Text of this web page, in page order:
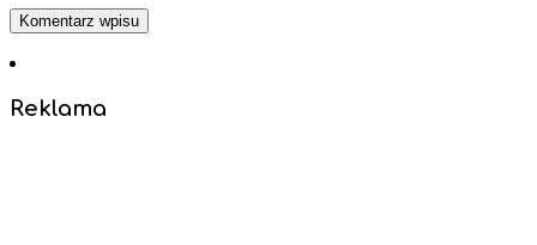
Reklama